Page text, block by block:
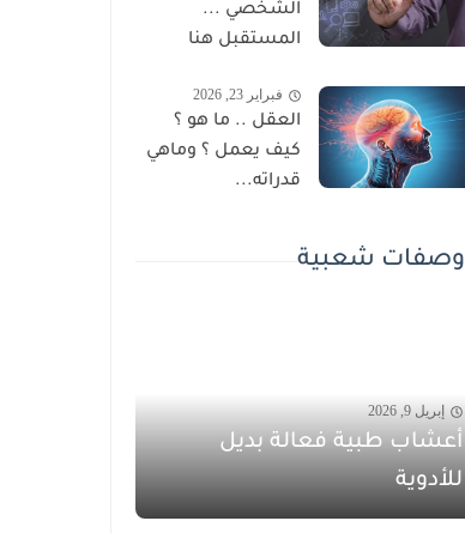
الشخصي ...
المستقبل هنا
فبراير 23, 2026
العقل .. ما هو ؟
كيف يعمل ؟ وماهي
قدراته...
وصفات شعبية
إبريل 9, 2026
أعشاب طبية فعالة بديل
للأدوية